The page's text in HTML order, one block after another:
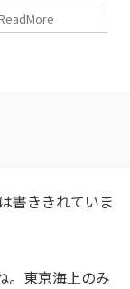
入があるのは本当にあ
す。 今日は、注目の
初値は１８６３円と
stock/deal/264/ 今日
ビールの値動きになり
ReadMore
書ききれていま
。東京海上のみ